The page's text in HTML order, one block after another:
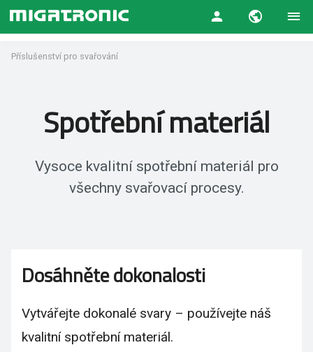
Příslušenství pro svařování
Spotřební materiál
Vysoce kvalitní spotřební materiál pro
všechny svařovací procesy.
Dosáhněte dokonalosti
Vytvářejte dokonalé svary – používejte náš
kvalitní spotřební materiál.